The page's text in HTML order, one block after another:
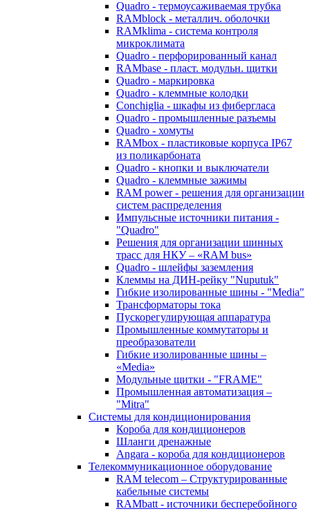
Quadro - термоусаживаемая трубка
RAMblock - металлич. оболочки
RAMklima - система контроля
микроклимата
Quadro - перфорированный канал
RAMbase - пласт. модульн. щитки
Quadro - маркировка
Quadro - клеммные колодки
Conchiglia - шкафы из фибергласа
Quadro - промышленные разъемы
Quadro - хомуты
RAMbox - пластиковые корпуса IP67
из поликарбоната
Quadro - кнопки и выключатели
Quadro - клеммные зажимы
RAM power - решения для организации
систем распределения
Импульсные источники питания -
"Quadro"
Решения для организации шинных
трасс для НКУ – «RAM bus»
Quadro - шлейфы заземления
Клеммы на ДИН-рейку "Nuputuk"
Гибкие изолированные шины - "Media"
Трансформаторы тока
Пускорегулирующая аппаратура
Промышленные коммутаторы и
преобразователи
Гибкие изолированные шины –
«Media»
Модульные щитки - "FRAME"
Промышленная автоматизация –
"Mitra"
Системы для кондиционирования
Короба для кондиционеров
Шланги дренажные
Angara - короба для кондиционеров
Телекоммуникационное оборудование
RAM telecom – Структурированные
кабельные системы
RAMbatt - источники бесперебойного